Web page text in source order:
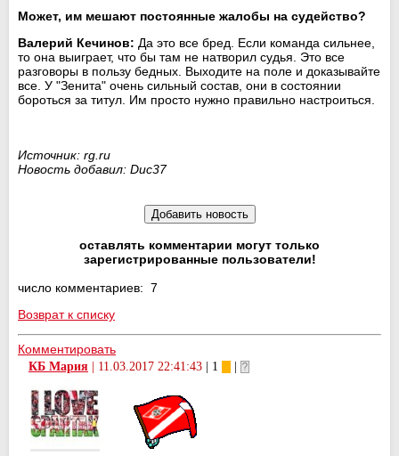
Может, им мешают постоянные жалобы на судейство?
Валерий Кечинов: Да это все бред. Если команда сильнее,
то она выиграет, что бы там не натворил судья. Это все
разговоры в пользу бедных. Выходите на поле и доказывайте
все. У "Зенита" очень сильный состав, они в состоянии
бороться за титул. Им просто нужно правильно настроиться.
Источник: rg.ru
Новость добавил: Duc37
оставлять комментарии могут только
зарегистрированные пользователи!
число комментариев: 7
Возврат к списку
Комментировать
КБ Мария | 11.03.2017 22:41:43 | 1 |